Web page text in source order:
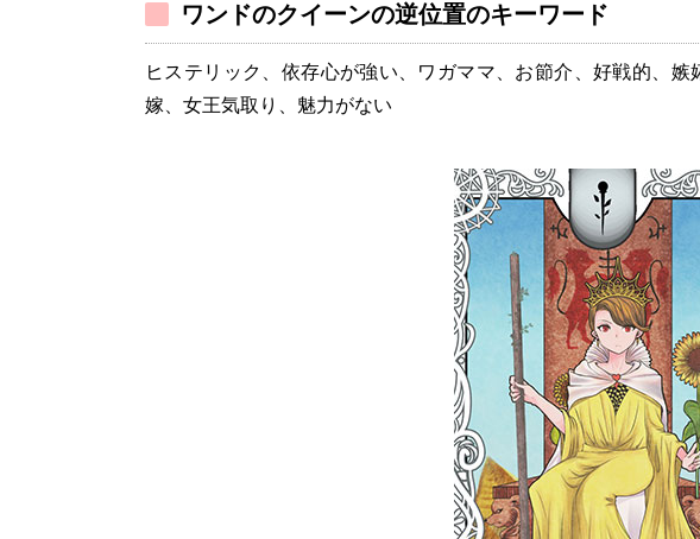
ワンドのクイーンの逆位置のキーワード
ヒステリック、依存心が強い、ワガママ、お節介、好戦的、
嫁、女王気取り、魅力がない